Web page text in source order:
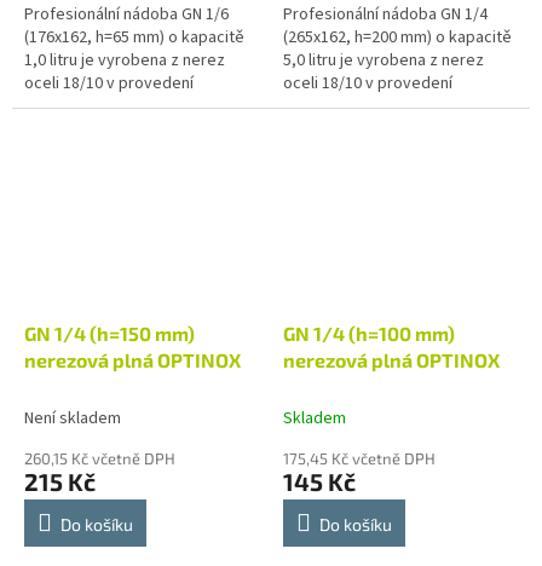
Profesionální nádoba GN 1/6
(176x162, h=65 mm) o kapacitě
1,0 litru je vyrobena z nerez
oceli 18/10 v provedení
economic. Gastronádoba je
Profesionální nádoba GN 1/4
(265x162, h=200 mm) o kapacitě
5,0 litru je vyrobena z nerez
oceli 18/10 v provedení
economic. Gastronádoba je
GN 1/4 (h=150 mm)
nerezová plná OPTINOX
Není skladem
260,15 Kč včetně DPH
215 Kč
Do košíku
GN 1/4 (h=100 mm)
nerezová plná OPTINOX
Skladem
175,45 Kč včetně DPH
145 Kč
Do košíku